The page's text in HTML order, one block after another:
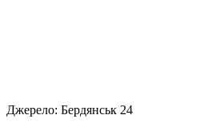
Джерело: Бердянськ 24